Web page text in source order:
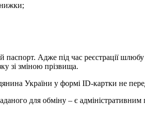
паспорт. Адже під час реєстрації
зі зміною прізвища.
України у формі ID-картки не
для обміну – є